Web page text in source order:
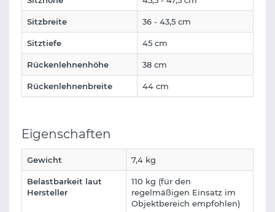
Sitzbreite 36 - 43,5 cm
Sitztiefe 45 cm
Rückenlehnenhöhe 38 cm
Rückenlehnenbreite 44 cm
Eigenschaften
Gewicht 7,4 kg
Belastbarkeit laut
Hersteller
110 kg (für den
regelmäßigen Einsatz im
Objektbereich empfohlen)